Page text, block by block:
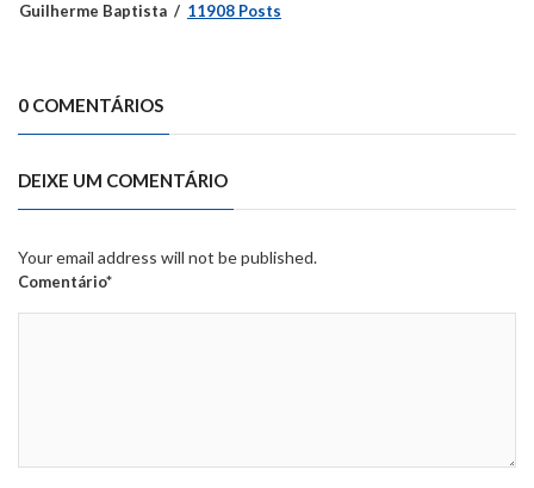
Guilherme Baptista 11908 Posts
0 COMENTÁRIOS
DEIXE UM COMENTÁRIO
Your email address will not be published.
Comentário*